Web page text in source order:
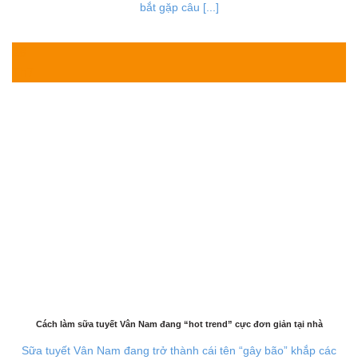
bắt gặp câu [...]
Cách làm sữa tuyết Vân Nam đang “hot trend” cực đơn giản tại nhà
Sữa tuyết Vân Nam đang trở thành cái tên “gây bão” khắp các